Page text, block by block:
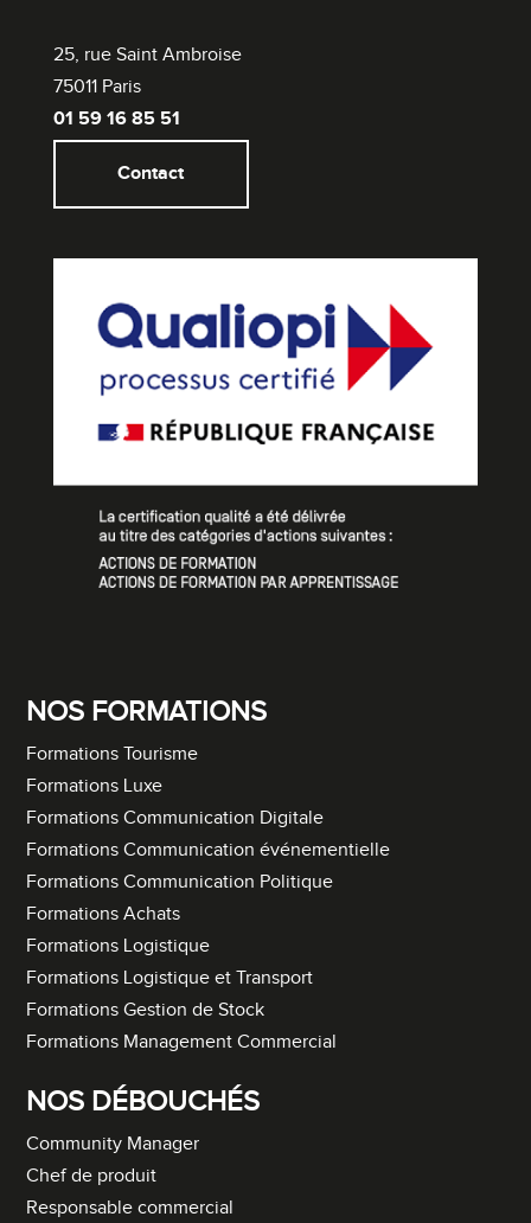
25, rue Saint Ambroise
75011 Paris
01 59 16 85 51
Contact
NOS FORMATIONS
Formations Tourisme
Formations Luxe
Formations Communication Digitale
Formations Communication événementielle
Formations Communication Politique
Formations Achats
Formations Logistique
Formations Logistique et Transport
Formations Gestion de Stock
Formations Management Commercial
NOS DÉBOUCHÉS
Community Manager
Chef de produit
Responsable commercial